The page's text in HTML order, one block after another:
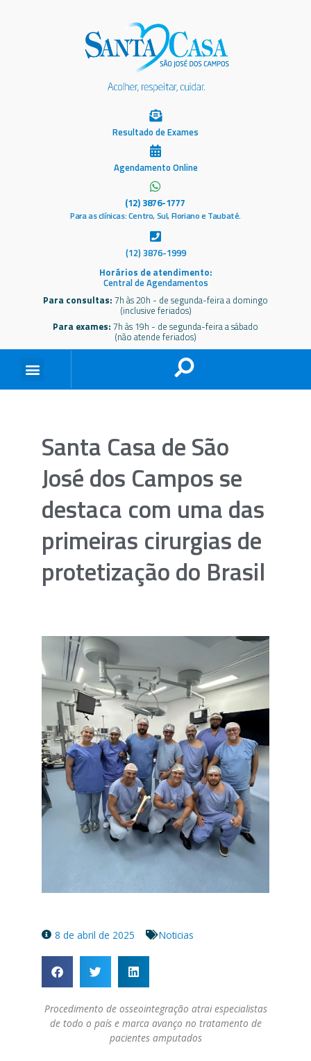
Resultado de Exames
Agendamento Online
(12) 3876-1777
Para as clínicas: Centro, Sul, Floriano e Taubaté.
(12) 3876-1999
Horários de atendimento:
Central de Agendamentos
Para consultas: 7h às 20h - de segunda-feira a domingo
(inclusive feriados)
Para exames: 7h às 19h - de segunda-feira a sábado
(não atende feriados)
Santa Casa de São
José dos Campos se
destaca com uma das
primeiras cirurgias de
protetização do Brasil
8 de abril de 2025 Noticias
Procedimento de osseointegração atrai especialistas
de todo o país e marca avanço no tratamento de
pacientes amputados